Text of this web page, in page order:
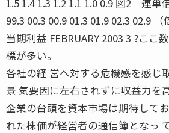
99.3 00.3 00.9 01.3 01.9 02.3 02.9
当期利益 FEBRUARY 2003 3 ?ここ
標が多い。
各社の経 営へ対する危機感を感じ
景 気要因に左右されずに収益力を
企業の台頭を資本市場は期待して
れた株価が経営者の通信簿となっ